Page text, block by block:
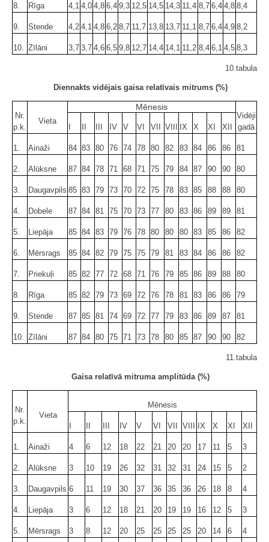
8. Rīga 4,1 4,0 4,8 6,4 9,3 12,5 14,5 14,3 11,4 8,7 6,4 4,8 8,4
9. Stende 4,2 4,1 4,8 6,2 8,7 11,7 13,8 13,7 11,1 8,7 6,4 4,9 8,2
10. Zīlāni 3,7 3,7 4,6 6,5 9,8 12,7 14,4 14,1 11,2 8,4 6,1 4,5 8,3
10.tabula
Diennakts vidējais gaisa relatīvais mitrums (%)
Nr.
p.k.
Vieta
Mēnesis
Vidēji
gadā
IV V VI VII VIII IX X XI XII
1. Ainaži 84 83 80 76 74 78 80 82 83 84 86 86 81
2. Alūksne 87 84 78 71 68 71 75 79 84 87 90 90 80
3. Daugavpils 85 83 79 73 70 72 75 78 83 85 88 88 80
4. Dobele 87 84 81 75 70 73 77 80 83 86 89 89 81
5. Liepāja 85 84 83 79 76 78 80 80 80 83 85 86 82
6. Mērsrags 85 84 82 79 75 75 79 81 83 84 86 86 82
7. Priekuļi 85 82 77 72 68 71 76 79 85 86 89 88 80
8. Rīga 85 82 79 73 69 72 76 78 81 83 86 86 79
9. Stende 87 85 81 74 69 72 77 79 83 86 89 87 81
10. Zīlāni 87 84 80 75 71 73 78 80 85 87 90 90 82
11.tabula
Gaisa relatīvā mitruma amplitūda (%)
Nr.
p.k.
Vieta
Mēnesis
IV V VI VII VIII IX X XI XII
1. Ainaži 4 6 12 18 22 21 20 20 17 11 5 3
2. Alūksne 3 10 19 26 32 31 32 31 24 15 5 2
3. Daugavpils 6 11 19 30 37 36 35 36 26 18 8 4
4. Liepāja 3 6 12 18 21 20 19 19 16 12 5 3
5. Mērsrags 3 8 12 20 25 25 25 25 20 14 6 4